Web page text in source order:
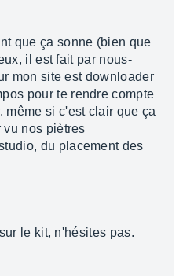
que ça sonne (bien que
il est fait par nous-
mon site est downloader
pour te rendre compte
même si c'est clair que ça
vu nos piètres
du placement des
le kit, n'hésites pas.